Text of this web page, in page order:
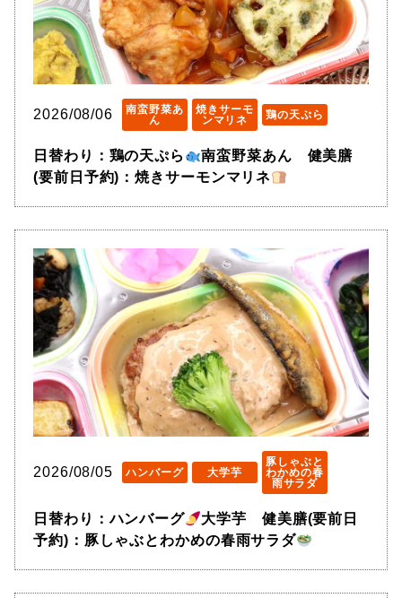
2026/08/06
南蛮野菜あ
ん
焼きサーモ
ンマリネ
鶏の天ぷら
日替わり：鶏の天ぷら
南蛮野菜あん 健美膳
(要前日予約)：焼きサーモンマリネ
2026/08/05 ハンバーグ 大学芋
豚しゃぶと
わかめの春
雨サラダ
日替わり：ハンバーグ
大学芋 健美膳(要前日
予約)：豚しゃぶとわかめの春雨サラダ